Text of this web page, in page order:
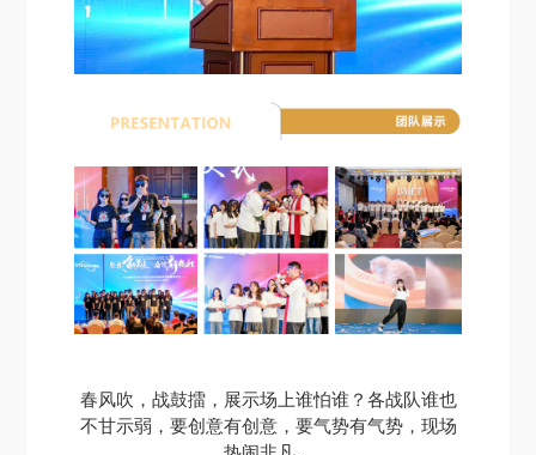
春风吹，战鼓擂，展示场上谁怕谁？各战队谁也
不甘示弱，要创意有创意，要气势有气势，现场